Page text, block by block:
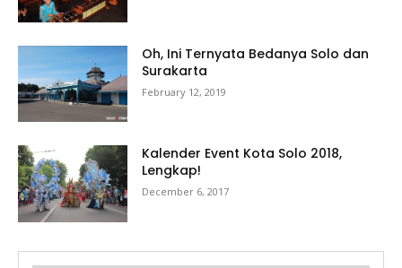
Oh, Ini Ternyata Bedanya Solo dan
Surakarta
February 12, 2019
Kalender Event Kota Solo 2018,
Lengkap!
December 6, 2017